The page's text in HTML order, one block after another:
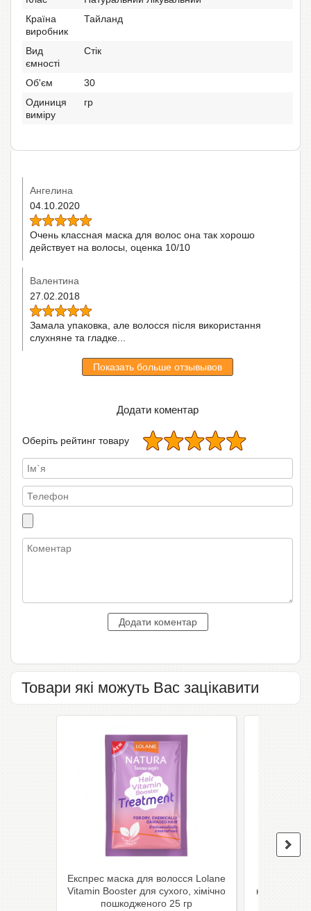
Країна
виробник
Тайланд
Вид
ємності
Стік
Об'єм
30
Одиниця
виміру
гр
Ангелина
04.10.2020
Очень классная маска для волос она так хорошо
действует на волосы, оценка 10/10
Валентина
27.02.2018
Замала упаковка, але волосся після використання
слухняне та гладке...
Показать больше отзывывов
Додати коментар
Оберіть рейтинг товару
Товари які можуть Вас зацікавити
Експрес маска для волосся Lolane
Vitamin Booster для сухого, хімічно
пошкодженого 25 гр
кокосова з